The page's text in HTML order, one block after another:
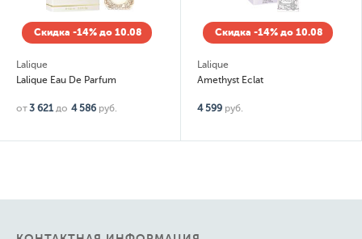
Скидка -14% до 10.08
Lalique
Lalique Eau De Parfum
от3 621 до 4 586 руб.
Скидка -14% до 10.08
Lalique
Amethyst Eclat
4 599 руб.